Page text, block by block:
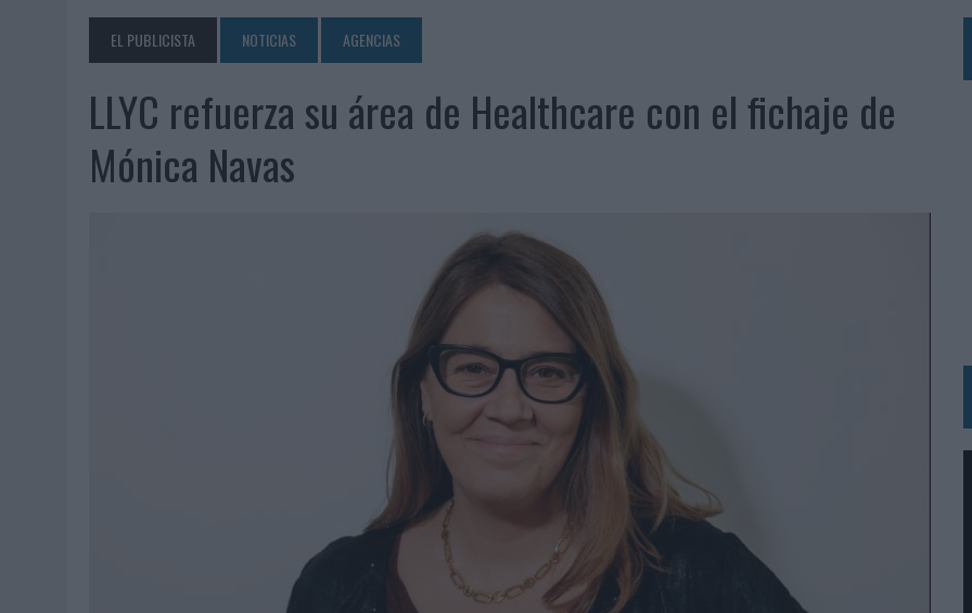
06/08/2026 | SIETE DE CADA DIEZ EMPRESAS ESPAÑOLAS NO INTEGRAN LA INFANCIA EN SU ESTRATEGIA
06/08/2026
EL MERCADO PUBLICITARIO CAE UN 2,6% EN 2025, AUNQUE LOS MEDIOS CONTROLADOS MANTIENEN EL CRECIMIENTO
06/08/2026
LA TELEVISIÓN SIGUE LIDERANDO EL CONSUMO DE MEDIOS EN VERANO Y SUPERA AL MÓVIL COMO DISPOSITIVO MÁS UTILIZADO
06/08/2026 |
EL USO DE LA IA GENERATIVA ALCANZA YA AL 62% DE LOS ESPAÑOLES
FRIGO Y UNIQLO LANZAN UNA COLECCIÓN PERSONALIZABLE INSPIRADA EN CORNETTO, CALIPPO Y SOLERO
LA IA ESTÁ SUBIENDO EL LISTÓN DE LA CREATIVIDAD
BEON WORLDWIDE LANZA RAÍZ URBANA PARA TRANSFORMAR EL PATRIMONIO HISTÓRICO EN ACTIVOS CULTURALES Y ECONÓMICOS
FABRA COMUNICACIÓN INCORPORA A CASONÁ Y ASUME LA GESTIÓN DE SUS RELACIONES CON LOS MEDIOS
LOPESAN HOTELS & RESORTS ACERCA EL PARAÍSO CANARIO EN SU ÚLTIMA CAMPAÑA INTERNACIONAL
LUIS ARQUILLOS (BURGO DE ARIAS): “LA CONSTRUCCIÓN DE MARCA A LARGO PLAZO Y LA MEDICIÓN SON DOS CARAS DE LA MISMA
‘EL PARAÍSO MÁS CERCA’, DE 22GRADOS PARA LOPESAN HOTELS & RESORTS
‘LA ÚNICA CERVEZA DEL MUNDO QUE SE DISFRUTA DOS VECES’, DE INUSUALY PARA CERVEZA CAPAZ
‘EL FÚTBOL SIN LAS PERSONAS’, DE DENTSU CREATIVE PARA ORANGE
CAPAZ, LA CERVEZA QUE CONVIERTE CADA BOTELLA EN UNA OPORTUNIDAD DE INCLUSIÓN
EL PUBLICISTA NOTICIAS AGENCIAS
LLYC refuerza su área de Healthcare con el fichaje de
Mónica Navas